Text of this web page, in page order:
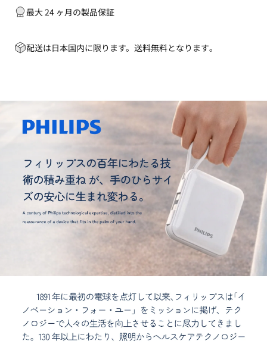
最大 24 ヶ月の製品保証
配送は日本国内に限ります。送料無料となります｡